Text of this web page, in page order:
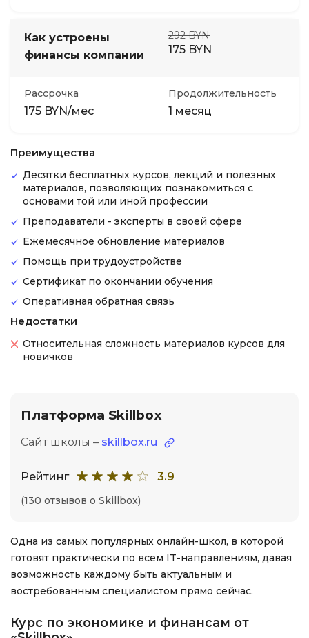
Как устроены
финансы компании
292 BYN
175 BYN
Рассрочка
175 BYN/мес
Продолжительность
1 месяц
Преимущества
Десятки бесплатных курсов, лекций и полезных
материалов, позволяющих познакомиться с
основами той или иной профессии
Преподаватели - эксперты в своей сфере
Ежемесячное обновление материалов
Помощь при трудоустройстве
Сертификат по окончании обучения
Оперативная обратная связь
Недостатки
Относительная сложность материалов курсов для
новичков
Платформа Skillbox
Сайт школы – skillbox.ru
Рейтинг 3.9
(130 отзывов о Skillbox)
Одна из самых популярных онлайн-школ, в которой
готовят практически по всем IT-направлениям, давая
возможность каждому быть актуальным и
востребованным специалистом прямо сейчас.
Курс по экономике и финансам от